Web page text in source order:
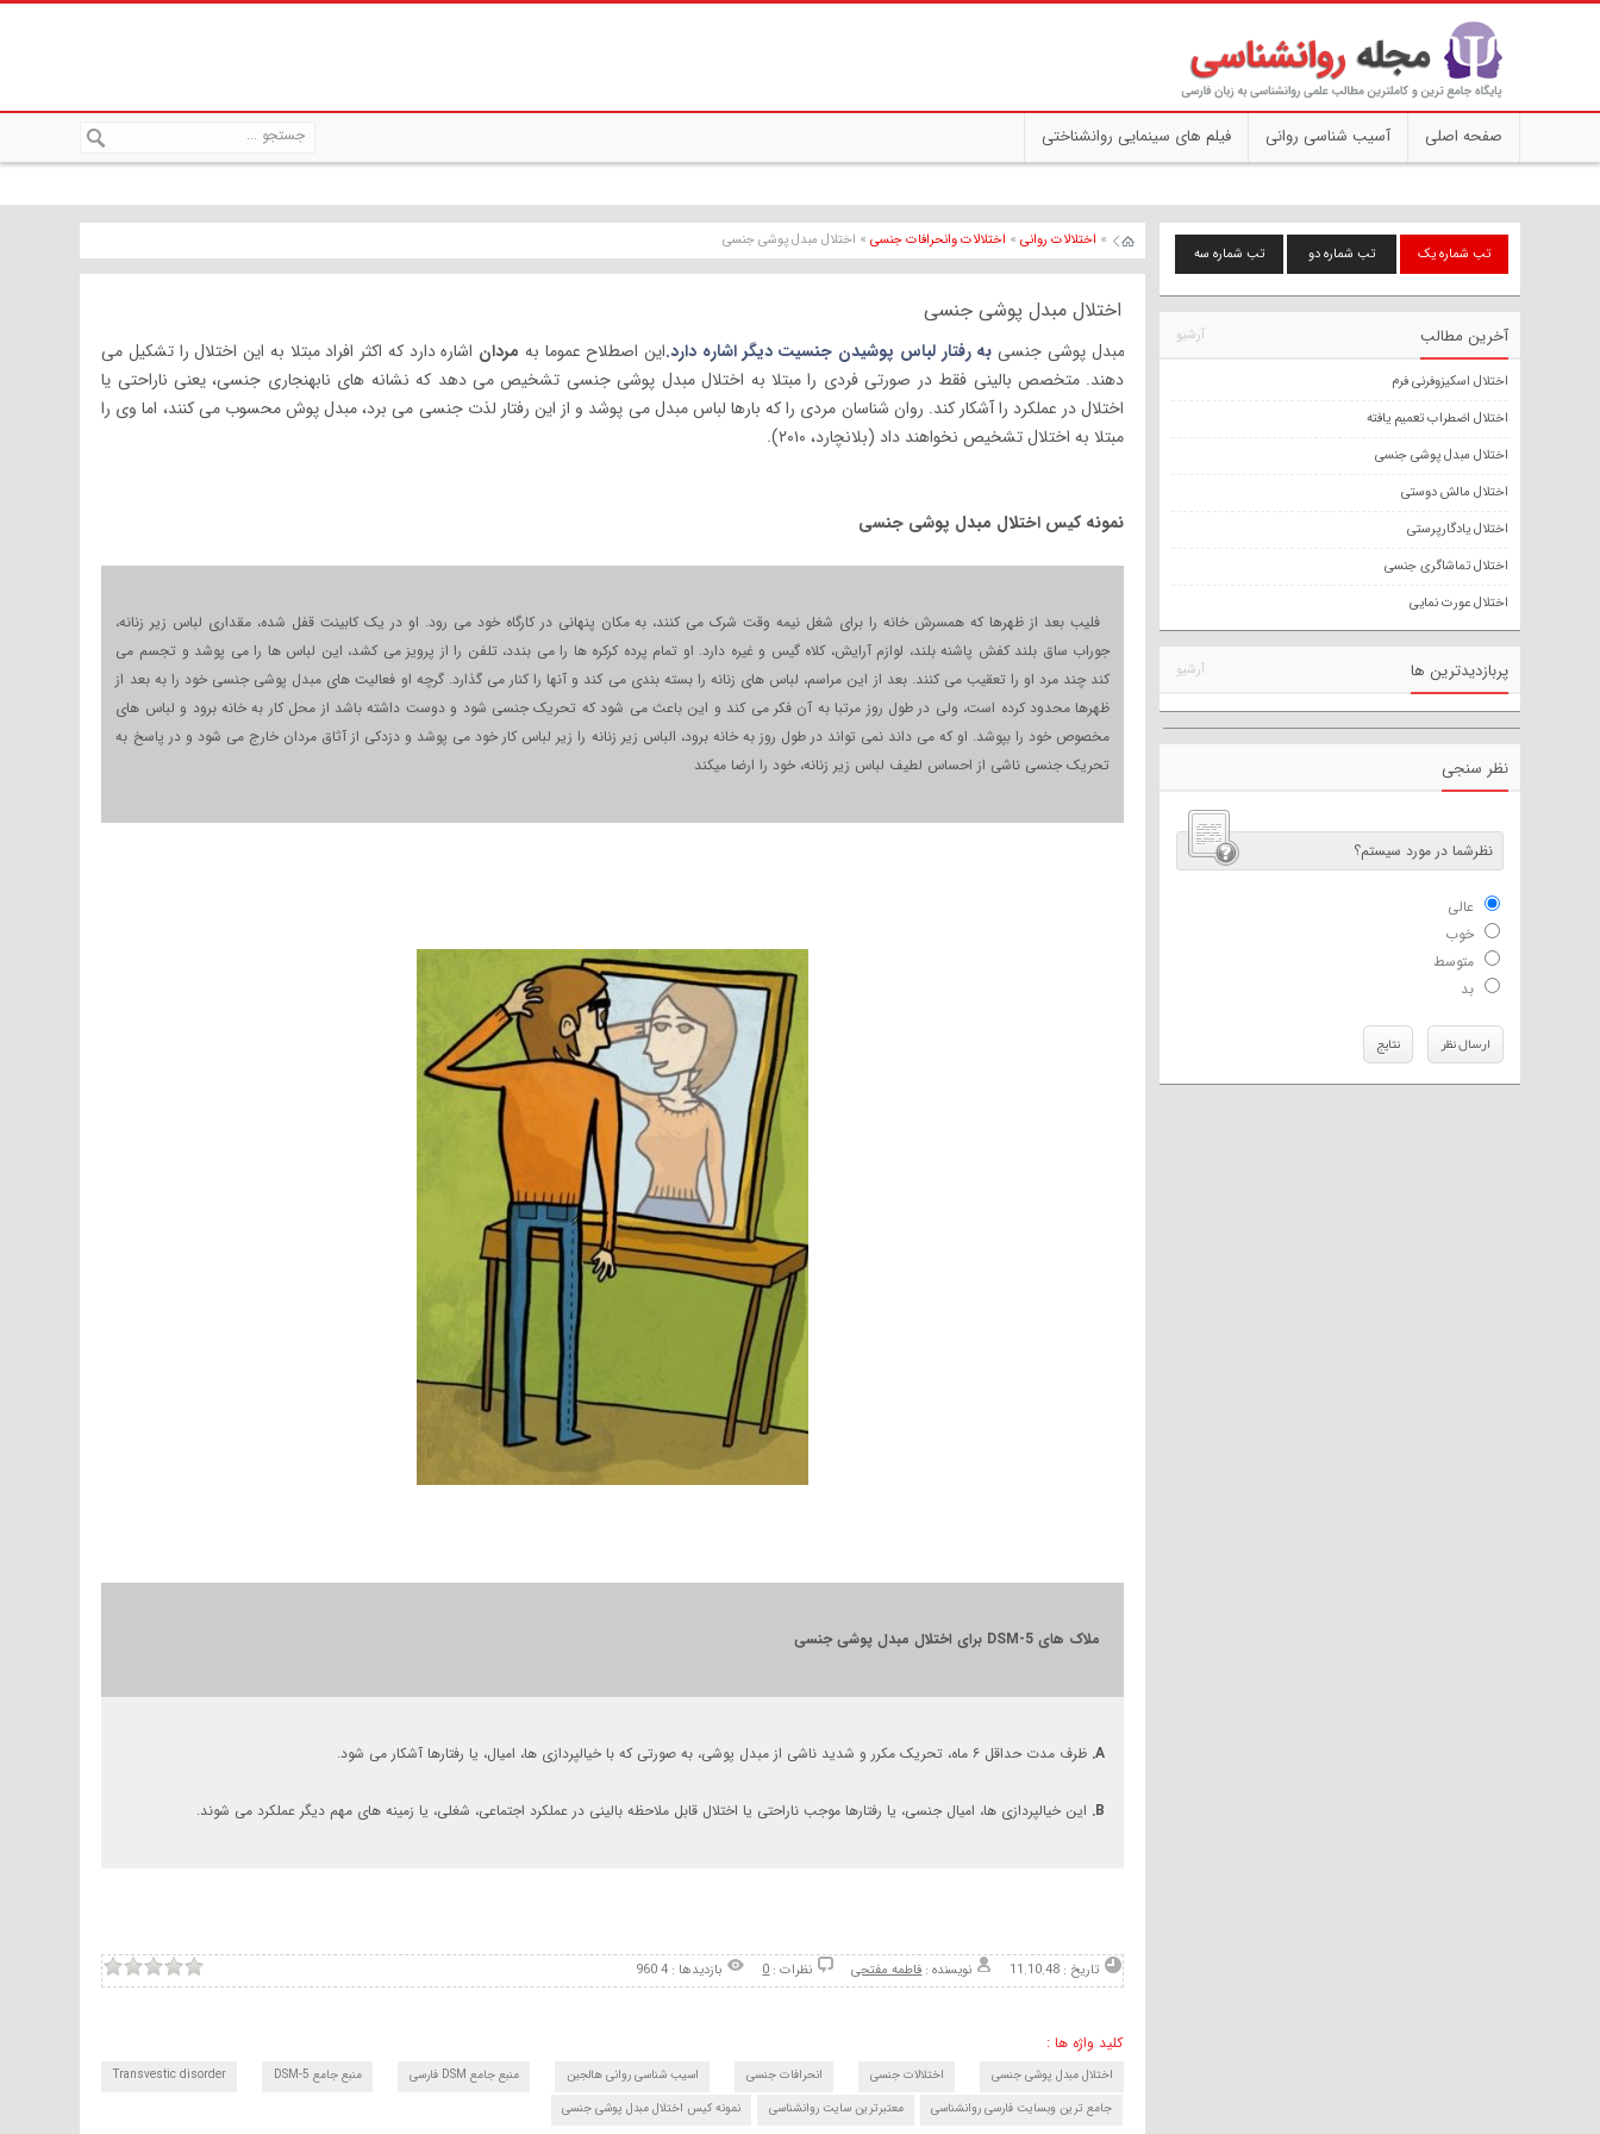
صفحه اصلی آسیب شناسی روانی فیلم های سینمایی روانشناختی
تب شماره یک تب شماره دو تب شماره سه
آخرین مطالب آرشیو
اختلال اسکیزوفرنی فرم
اختلال اضطراب تعمیم یافته
اختلال مبدل پوشی جنسی
اختلال مالش دوستی
اختلال یادگارپرستی
اختلال تماشاگری جنسی
اختلال عورت نمایی
پربازدیدترین ها آرشیو
نظر سنجی
نظرشما در مورد سیستم؟
عالی
خوب
متوسط
بد
ارسال نظر نتایج
» اختلالات روانی» اختلالات وانحرافات جنسی» اختلال مبدل پوشی جنسی
اختلال مبدل پوشی جنسی
مبدل پوشی جنسی به رفتار لباس پوشیدن جنسیت دیگر اشاره دارد.این اصطلاح عموما به مردان اشاره دارد که اکثر افراد مبتلا به این اختلال را تشکیل می
دهند. متخصص بالینی فقط در صورتی فردی را مبتلا به اختلال مبدل پوشی جنسی تشخیص می دهد که نشانه های نابهنجاری جنسی، یعنی ناراحتی یا
اختلال در عملکرد را آشکار کند. روان شناسان مردی را که بارها لباس مبدل می پوشد و از این رفتار لذت جنسی می برد، مبدل پوش محسوب می کنند، اما وی را
مبتلا به اختلال تشخیص نخواهند داد (بلانچارد، ۲۰۱۰).
نمونه کیس اختلال مبدل پوشی جنسی
فلیب بعد از ظهرها که همسرش خانه را برای شغل نیمه وقت شرک می کنند، به مکان پنهانی در کارگاه خود می رود. او در یک کابینت قفل شده، مقداری لباس زیر زنانه،
جوراب ساق بلند کفش پاشنه بلند، لوازم آرایش، کلاه گیس و غیره دارد. او تمام پرده کرکره ها را می بندد، تلفن را از پرویز می کشد، این لباس ها را می پوشد و تجسم می
کند چند مرد او را تعقیب می کنند. بعد از این مراسم، لباس های زنانه را بسته بندی می کند و آنها را کنار می گذارد. گرچه او فعالیت های مبدل پوشی جنسی خود را به بعد از
ظهرها محدود کرده است، ولی در طول روز مرتبا به آن فکر می کند و این باعث می شود که تحریک جنسی شود و دوست داشته باشد از محل کار به خانه برود و لباس های
مخصوص خود را بپوشد. او که می داند نمی تواند در طول روز به خانه برود، الباس زیر زنانه را زیر لباس کار خود می پوشد و دزدکی از آثاق مردان خارج می شود و در پاسخ به
تحریک جنسی ناشی از احساس لطيف لباس زیر زنانه، خود را ارضا میکند
ملاک های 5-DSM برای اختلال مبدل پوشی جنسی
ظرف مدت حداقل ۶ ماه، تحریک مکرر و شدید ناشی از مبدل پوشی، به صورتی که با خیالپردازی ها، امیال، یا رفتارها آشکار می شود.
این خیالپردازی ها، امیال جنسی، یا رفتارها موجب ناراحتی یا اختلال قابل ملاحظه بالینی در عملکرد اجتماعی، شغلی، یا زمینه های مهم دیگر عملکرد می شوند.
تاریخ : 11.10.48 نویسنده :فاطمه مفتحی نظرات :0 بازدیدها : 4 960
کلید واژه ها :
اختلال مبدل پوشی جنسی اختلالات جنسی انحرافات جنسی اسیب شناسی روانی هالجین منبع جامع DSM فارسی منبع جامع DSM-5
Transvestic disorder
جامع ترین وبسایت فارسی روانشناسی
معتبرترین سایت روانشناسی نمونه کیس اختلال مبدل پوشی جنسی